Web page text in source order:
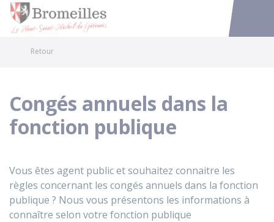
Accéder
Retour
Congés annuels dans la
fonction publique
Vous êtes agent public et souhaitez connaitre les
règles concernant les congés annuels dans la fonction
publique ? Nous vous présentons les informations à
connaître selon votre fonction publique